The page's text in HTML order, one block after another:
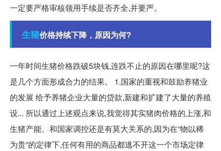
一定要严格审核领用手续是否齐全,并要严。
生猪价格持续下降，原因为何?
一年时间生猪价格跌破5块钱,连跌不止的原因在哪里呢?这
是几个方面形成合力的结果。 1.国家的重视和鼓励养猪业
的发展 给予养猪企业大量的贷款,新建和扩建了大量的养殖
设... 所以通过上述观点来说,我觉得其实猪肉价格的上涨,和
生猪产能、和国家调控还是有莫大关系的,因为在“物以稀
为贵”的定律下,任何有用的商品都逃不开这一个市场定律